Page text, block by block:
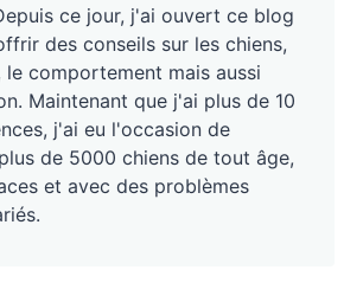
ce jour, j'ai ouvert ce blog
des conseils sur les chiens,
le comportement mais aussi
Maintenant que j'ai plus de 10
j'ai eu l'occasion de
de 5000 chiens de tout âge,
et avec des problèmes